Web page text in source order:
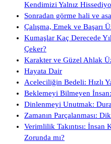
Kendimizi Yalnız
Sonradan görme hali ve
Çalışma, Emek ve Başarı
Kumaşlar Kaç Derecede
Çeker?
Karakter ve Güzel Ahlak
Hayata Dair
Aceleciliğin Bedeli: Hızlı
Beklemeyi Bilmeyen İnsan:
Dinlenmeyi Unutmak:
Zamanın Parçalanması:
Verimlilik Takıntısı: İnsan
Zorunda mı?